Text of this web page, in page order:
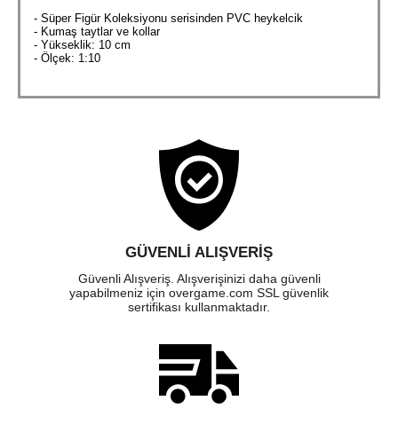
- Süper Figür Koleksiyonu serisinden PVC heykelcik
- Kumaş taytlar ve kollar
- Yükseklik: 10 cm
- Ölçek: 1:10
GÜVENLI ALIŞVERIŞ
Güvenli Alışveriş. Alışverişinizi daha güvenli
yapabilmeniz için overgame.com SSL güvenlik
sertifikası kullanmaktadır.